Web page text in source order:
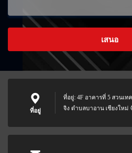
เสนอ
ที่อยู่
ที่อยู่: 4F อาคารที่ 5 สวนเ
จิง ตําบลบาอาน เชียงใหม่